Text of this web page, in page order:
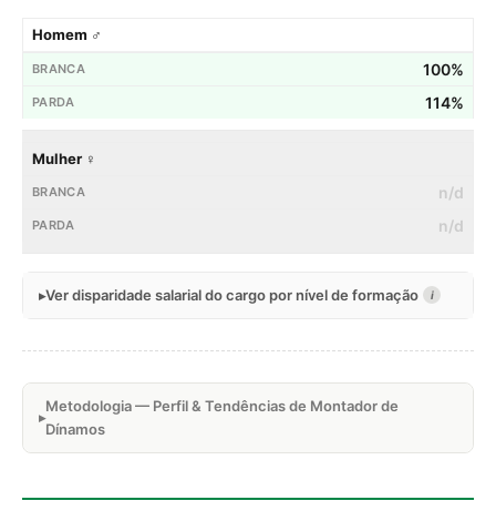
Homem ♂
100%
114%
Mulher ♀
n/d
n/d
Ver disparidade salarial do cargo por nível de formação i
Metodologia — Perfil & Tendências de Montador de
Dínamos